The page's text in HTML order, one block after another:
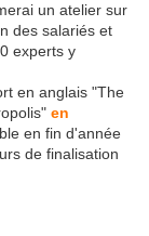
un atelier sur
des salariés et
experts y
en anglais "The
en
en fin d'année
de finalisation